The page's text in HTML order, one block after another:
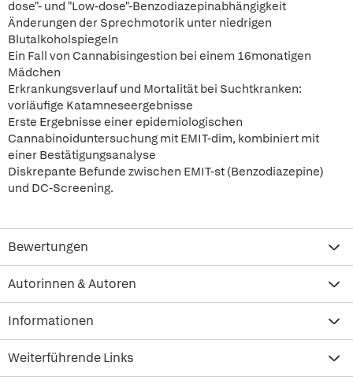
dose"- und "Low-dose"-Benzodiazepinabhängigkeit
Änderungen der Sprechmotorik unter niedrigen
Blutalkoholspiegeln
Ein Fall von Cannabisingestion bei einem 16monatigen
Mädchen
Erkrankungsverlauf und Mortalität bei Suchtkranken:
vorläufige Katamneseergebnisse
Erste Ergebnisse einer epidemiologischen
Cannabinoiduntersuchung mit EMIT-dim, kombiniert mit
einer Bestätigungsanalyse
Diskrepante Befunde zwischen EMIT-st (Benzodiazepine)
und DC-Screening.
Bewertungen
Autorinnen & Autoren
Informationen
Weiterführende Links